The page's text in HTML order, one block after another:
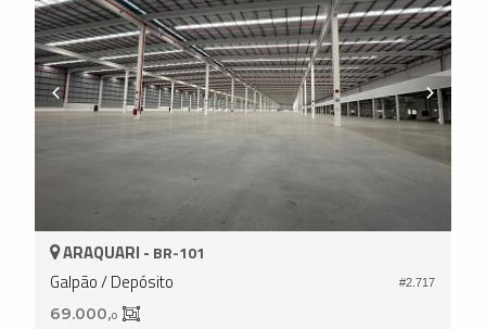
#2.717
ARAQUARI - BR-101
Galpão / Depósito
69.000,0